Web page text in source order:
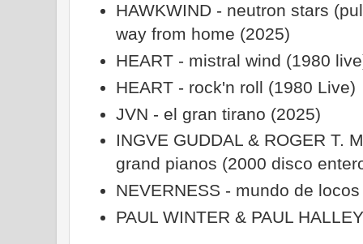
HAWKWIND - neutron stars
way from home (2025)
HEART - mistral wind (1980
HEART - rock'n roll (1980 Live)
JVN - el gran tirano (2025)
INGVE GUDDAL & ROGER T.
grand pianos (2000 disco
NEVERNESS - mundo de
PAUL WINTER & PAUL